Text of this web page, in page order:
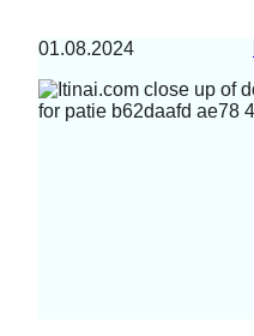
01.08.2024